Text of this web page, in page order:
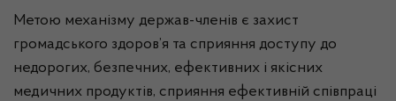
Метою механізму держав-членів є захист
громадського здоров’я та сприяння доступу до
недорогих, безпечних, ефективних і якісних
медичних продуктів, сприяння ефективній співпраці